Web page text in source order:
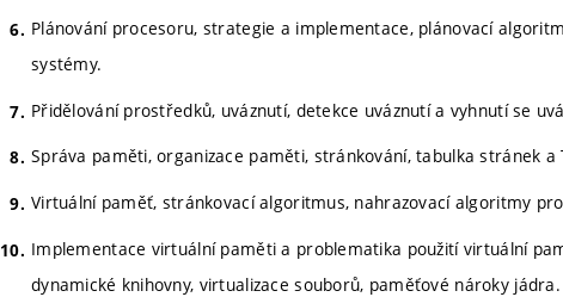
Plánování procesoru, strategie a implementace, plánovací
systémy.
Přidělování prostředků, uváznutí, detekce uváznutí a vyhnutí se
Správa paměti, organizace paměti, stránkování, tabulka stránek a
Virtuální paměť, stránkovací algoritmus, nahrazovací algoritmy
Implementace virtuální paměti a problematika použití virtuální
dynamické knihovny, virtualizace souborů, paměťové nároky jádra.